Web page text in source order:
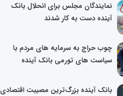
نمایندگان مجلس برای انحلال بانک
آینده دست به کار شدند
چوب حراج به سرمایه های مردم با
سیاست های تورمی بانک آینده
بانک آینده بزرگ‌ترین مصیبت‌ اقتصادی